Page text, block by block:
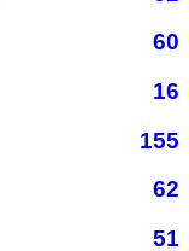
60
16
155
62
51